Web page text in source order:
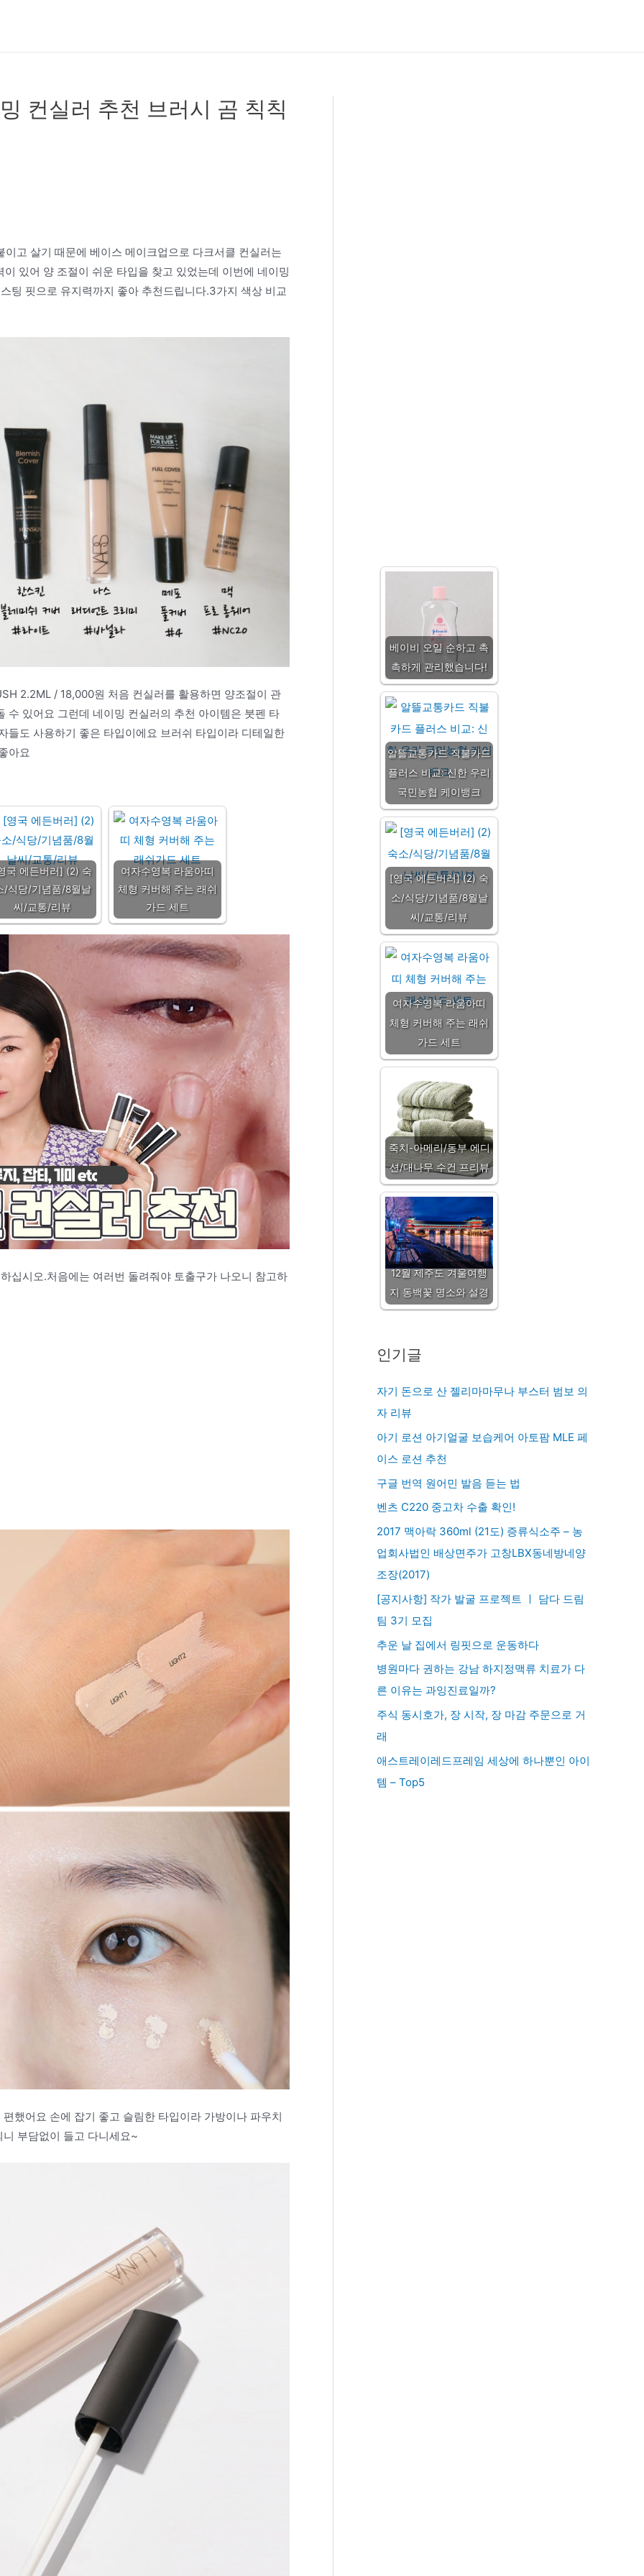
컨실러 추천 브러시 곰 칙칙
고 살기 때문에 베이스 메이크업으로 다크서클 컨실러는
있어 양 조절이 쉬운 타입을 찾고 있었는데 이번에 네이밍
팅 핏으로 유지력까지 좋아 추천드립니다.3가지 색상 비교
2.2ML / 18,000원 처음 컨실러를 활용하면 양조절이 관
있어요 그런데 네이밍 컨실러의 추천 아이템은 붓펜 타
도 사용하기 좋은 타입이에요 브러쉬 타입이라 디테일한
아요
국 에든버러] (2) 숙
/식당/기념품/8월날
씨/교통/리뷰
여자수영복 라움아띠
체형 커버해 주는 래쉬
가드 세트
십시오.처음에는 여러번 돌려줘야 토출구가 나오니 참고하
했어요 손에 잡기 좋고 슬림한 타입이라 가방이나 파우치
부담없이 들고 다니세요~
베이비 오일 순하고 촉
촉하게 관리했습니다!
알뜰교통카드 직불카드
플러스 비교: 신한 우리
국민농협 케이뱅크
[영국 에든버러] (2) 숙
소/식당/기념품/8월날
씨/교통/리뷰
여자수영복 라움아띠
체형 커버해 주는 래쉬
가드 세트
죽치-아메리/동부 에디
션/대나무 수건 프리뷰
12월 제주도 겨울여행
지 동백꽃 명소와 설경
인기글
자기 돈으로 산 젤리마마무나 부스터 범보 의
자 리뷰
아기 로션 아기얼굴 보습케어 아토팜 MLE 페
이스 로션 추천
구글 번역 원어민 발음 듣는 법
벤츠 C220 중고차 수출 확인!
2017 맥아락 360ml (21도) 증류식소주 – 농
업회사법인 배상면주가 고창LBX동네방네양
조장(2017)
[공지사항] 작가 발굴 프로젝트 ㅣ 담다 드림
팀 3기 모집
추운 날 집에서 링핏으로 운동하다
병원마다 권하는 강남 하지정맥류 치료가 다
른 이유는 과잉진료일까?
주식 동시호가, 장 시작, 장 마감 주문으로 거
래
애스트레이레드프레임 세상에 하나뿐인 아이
템 – Top5